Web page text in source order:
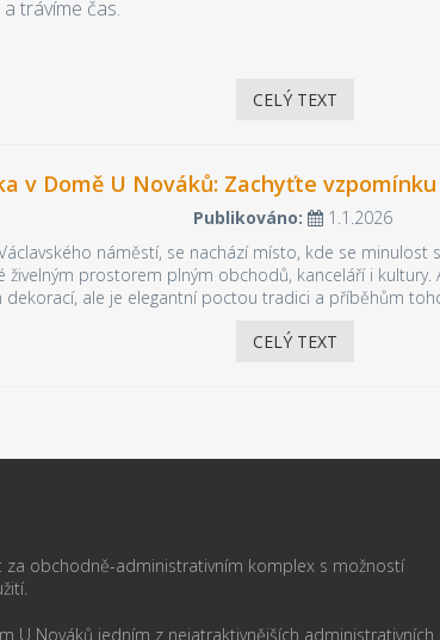
trávíme čas.
CELÝ TEXT
v Domě U Nováků: Zachyťte
Publikováno:
1.1.2026
náměstí, se nachází místo, kde se
živelným prostorem plným obchodů, kanceláří i
dekorací, ale je elegantní poctou tradici a příběhům
CELÝ TEXT
obchodně-administrativním komplex s možností
U Nováků jedním z nejatraktivnějších administrativních i